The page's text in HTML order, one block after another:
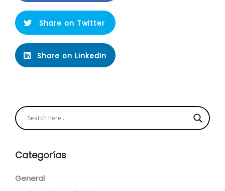
Share on Twitter
Share on LinkedIn
Categorías
General